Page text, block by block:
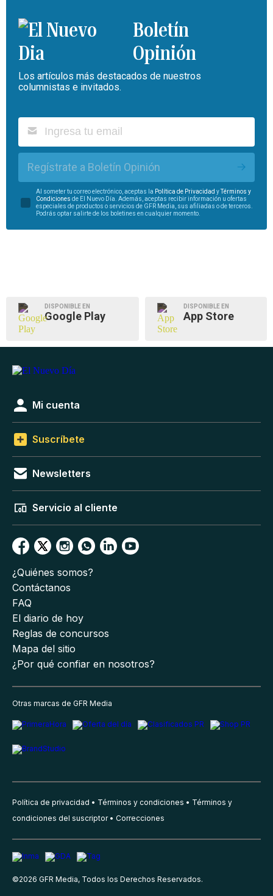
Boletín
Opinión
Los artículos más destacados de nuestros
columnistas e invitados.
Regístrate a Boletín Opinión
Al someter tu correo electrónico, aceptas la Política de Privacidad yTérminos y
Condiciones de El Nuevo Día. Además, aceptas recibir información u ofertas
especiales de productos o servicios de GFR Media, sus afiliadas o de terceros.
Podrás optar salirte de los boletines en cualquier momento.
DISPONIBLE EN
Google Play
DISPONIBLE EN
App Store
Mi cuenta
Suscríbete
Newsletters
Servicio al cliente
¿Quiénes somos?
Contáctanos
FAQ
El diario de hoy
Reglas de concursos
Mapa del sitio
¿Por qué confiar en nosotros?
Otras marcas de GFR Media
Política de privacidad Términos y condiciones
Términos y
condiciones del suscriptor
Correcciones
©2026 GFR Media, Todos los Derechos Reservados.